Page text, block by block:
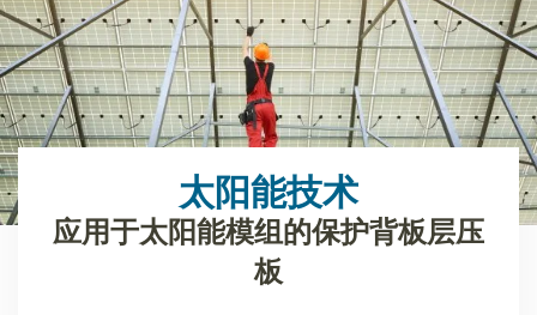
太阳能技术
应用于太阳能模组的保护背板层压
板